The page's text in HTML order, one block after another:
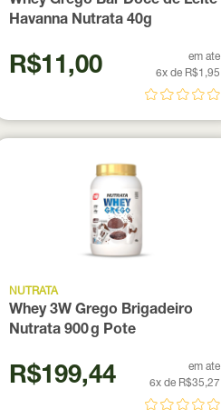
Havanna Nutrata 40g
R$11,00
em ate
6x de R$1,95
NUTRATA
Whey 3W Grego Brigadeiro
Nutrata 900 g Pote
R$199,44
em ate
6x de R$35,27